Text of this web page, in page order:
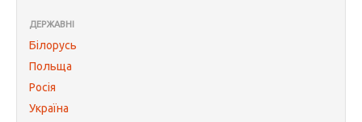
ДЕРЖАВНІ
Білорусь
Польща
Росія
Україна